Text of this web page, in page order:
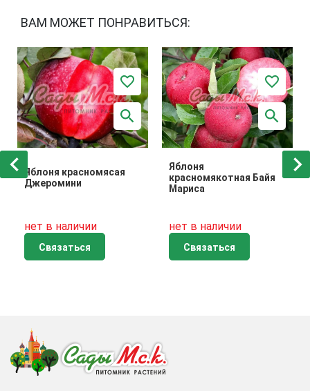
ВАМ МОЖЕТ ПОНРАВИТЬСЯ:
Яблоня красномясая
Джеромини
нет в наличии
Связаться
Яблоня
красномякотная Байя
Мариса
нет в наличии
Связаться